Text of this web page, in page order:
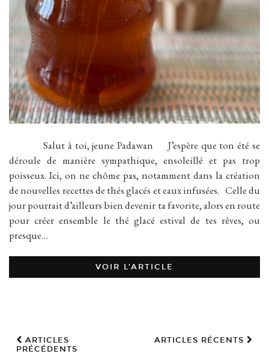
Salut à toi, jeune Padawan J’espère que ton été se
déroule de manière sympathique, ensoleillé et pas trop
poisseux. Ici, on ne chôme pas, notamment dans la création
de nouvelles recettes de thés glacés et eaux infusées. Celle du
jour pourrait d’ailleurs bien devenir ta favorite, alors en route
pour créer ensemble le thé glacé estival de tes rêves, ou
presque…
VOIR L’ARTICLE
ARTICLES
PRÉCÉDENTS
ARTICLES RÉCENTS